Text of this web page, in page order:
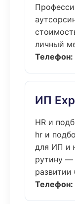
личный
Телефон:
ИП
HR и
hr и
для ИП и
рутину —
развитии
Телефон: